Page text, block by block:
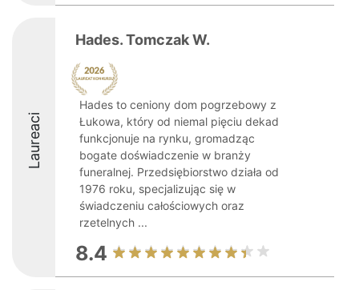
Laureaci
Hades. Tomczak W.
Hades to ceniony dom pogrzebowy z
Łukowa, który od niemal pięciu dekad
funkcjonuje na rynku, gromadząc
bogate doświadczenie w branży
funeralnej. Przedsiębiorstwo działa od
1976 roku, specjalizując się w
świadczeniu całościowych oraz
rzetelnych ...
8.4